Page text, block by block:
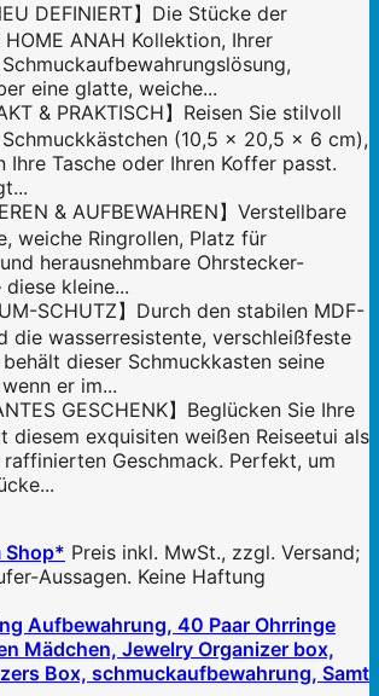
DEFINIERT】Die Stücke der
HOME ANAH Kollektion, Ihrer
eine glatte, weiche...
& PRAKTISCH】Reisen Sie stilvoll
(10,5 x 20,5 x 6 cm),
Ihre Tasche oder Ihren Koffer passt.
& AUFBEWAHREN】Verstellbare
weiche Ringrollen, Platz für
herausnehmbare Ohrstecker-
diese kleine...
SCHUTZ】Durch den stabilen MDF-
die wasserresistente, verschleißfeste
dieser Schmuckkasten seine
er im...
GESCHENK】Beglücken Sie Ihre
diesem exquisiten weißen Reiseetui als
Geschmack. Perfekt, um
Shop* Preis inkl. MwSt., zzgl. Versand;
Aussagen. Keine Haftung